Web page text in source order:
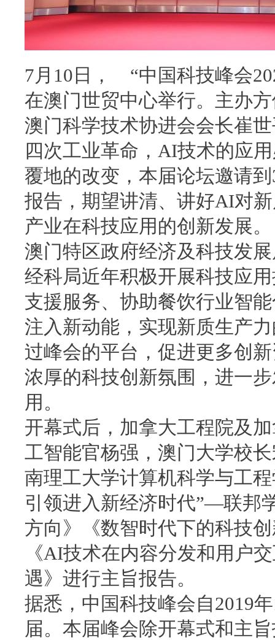
7月10日， “中国科技峰会
在澳门世贸中心举行。主办
澳门科学技术协进会会长崔
四次工业革命，AI技术的应
覆地的改变，本届论坛邀请
报告，期望讲清、讲好AI对
产业在科技应用的创新发展。
澳门特区政府经济及科技发
经科局近年积极开展科技应
支援服务、协助餐饮行业智
注入新动能，实现新质生产
过峰会的平台，促进更多创
浓厚的科技创新氛围，进一
用。
开幕式后，加拿大工程院及
工智能官杨强，澳门大学校
南理工大学计算机科学与工
引领进入新经济时代”—联邦
方向》《数智时代下的科技
《AI技术在内容分发和用户
遇》进行主旨报告。
据悉，中国科技峰会自2019
届。本届峰会除开幕式和主